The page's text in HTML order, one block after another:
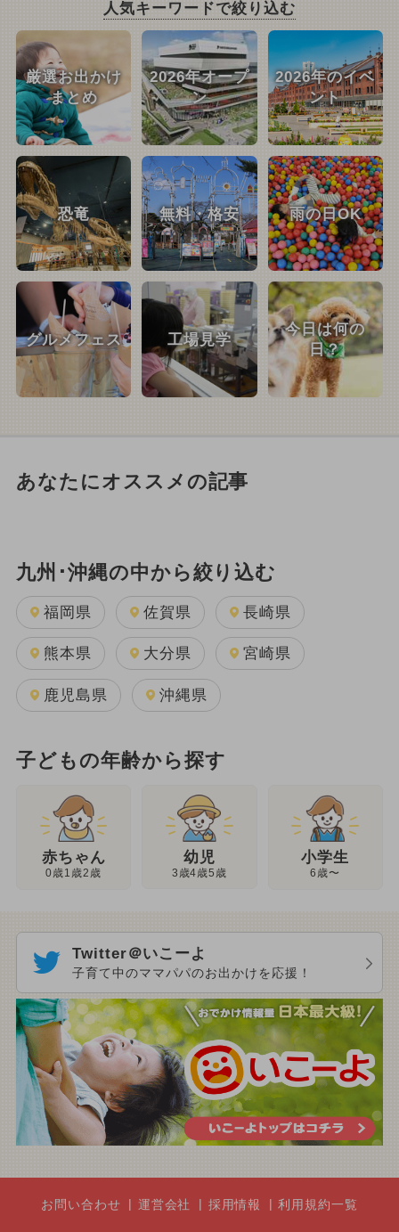
人気キーワードで絞り込む
厳選お出かけ
まとめ
2026年オープ
ン
2026年のイベ
ント
恐竜 無料・格安 雨の日OK
グルメフェス 工場見学
今日は何の
日？
あなたにオススメの記事
九州･沖縄の中から絞り込む
福岡県 佐賀県 長崎県
熊本県 大分県 宮崎県
鹿児島県 沖縄県
子どもの年齢から探す
赤ちゃん
0歳1歳2歳
幼児
3歳4歳5歳
小学生
6歳〜
Twitter＠いこーよ
子育て中のママパパのお出かけを応援！
お問い合わせ 運営会社 採用情報 利用規約一覧